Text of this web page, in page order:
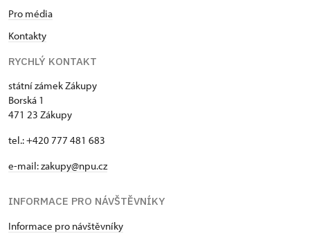
Pro média
Kontakty
RYCHLÝ KONTAKT
státní zámek Zákupy
Borská 1
471 23 Zákupy
tel.: +420 777 481 683
e-mail: zakupy@npu.cz
INFORMACE PRO NÁVŠTĚVNÍKY
Informace pro návštěvníky